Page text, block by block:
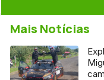
Mais Notícias